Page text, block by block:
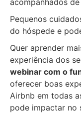
acompanhados
Pequenos
do hóspede e
Quer aprender
experiência dos
webinar com o
oferecer boas
Airbnb em todas
pode impactar no